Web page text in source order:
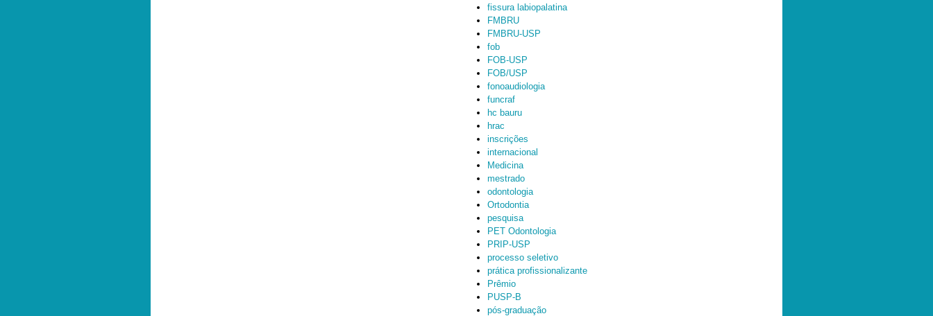
fissura labiopalatina
FMBRU
FMBRU-USP
fob
FOB-USP
FOB/USP
fonoaudiologia
funcraf
hc bauru
hrac
inscrições
internacional
Medicina
mestrado
odontologia
Ortodontia
pesquisa
PET Odontologia
PRIP-USP
processo seletivo
prática profissionalizante
Prêmio
PUSP-B
pós-graduação